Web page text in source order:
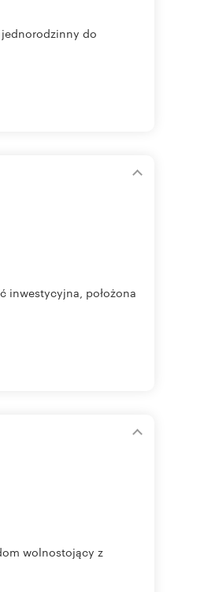
jednorodzinny do
inwestycyjna, położona
wolnostojący z